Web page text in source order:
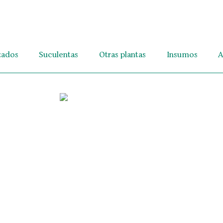
Suculentas Otras plantas Insumos